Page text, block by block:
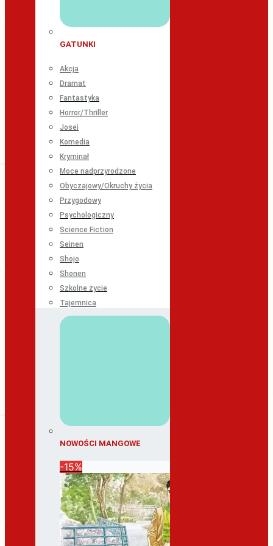
GATUNKI
Akcja
Dramat
Fantastyka
Horror/Thriller
Josei
Komedia
Kryminał
Moce nadprzyrodzone
Obyczajowy/Okruchy życia
Przygodowy
Psychologiczny
Science Fiction
Seinen
Shojo
Shonen
Szkolne życie
Tajemnica
NOWOŚCI MANGOWE
-15%